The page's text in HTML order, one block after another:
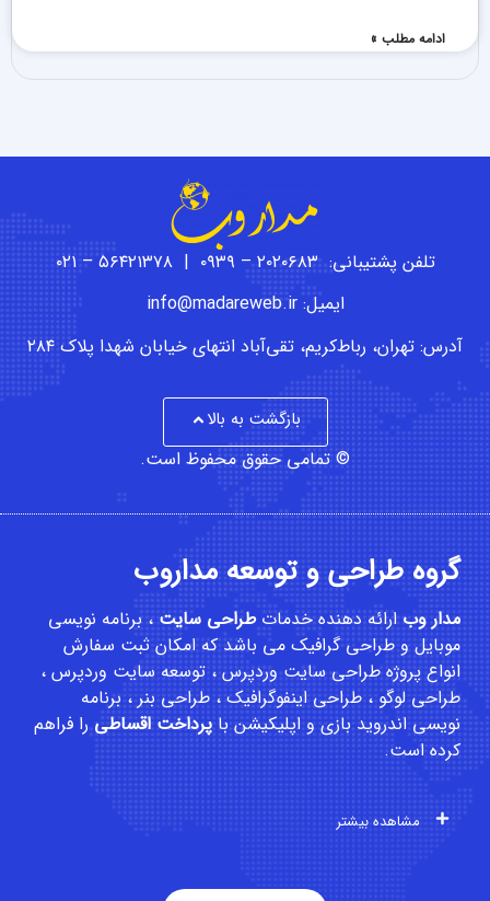
ادامه مطلب »
تلفن پشتیبانی: ۲۰۲۰۶۸۳ – ۰۹۳۹ | ۵۶۴۲۱۳۷۸ – ۰۲۱
ایمیل: info@madareweb.ir
آدرس: تهران، رباط‌کریم، تقی‌آباد انتهای خیابان شهدا پلاک ۲۸۴
بازگشت به بالا
© تمامی حقوق محفوظ است.
گروه طراحی و توسعه مداروب
مدار وبارائه دهنده خدماتطراحی سایت ،برنامه نویسی
موبایلوطراحی گرافیک می باشد که امکانثبت سفارش
انواع پروژه طراحی سایت وردپرس ، توسعه سایت وردپرس ،
طراحی لوگو ، طراحی اینفوگرافیک ، طراحی بنر ، برنامه
نویسی اندروید بازی و اپلیکیشن باپرداخت اقساطیرا فراهم
کرده است.
مشاهده بیشتر